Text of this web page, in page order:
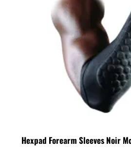
Hexpad Forearm Sleeves Noir